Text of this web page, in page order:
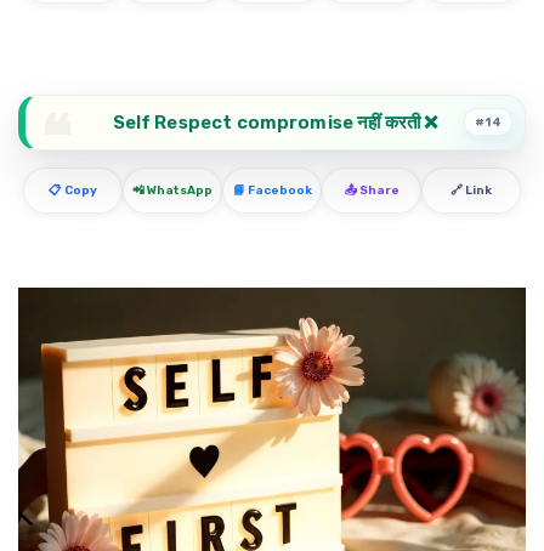
Self Respect compromise नहीं करती ❌ #14
📋 Copy 📲 WhatsApp 📘 Facebook 📤 Share 🔗 Link